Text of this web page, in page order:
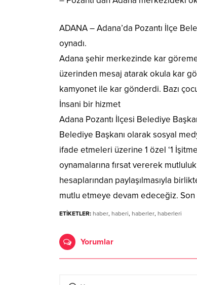
ADANA – Adana’da Pozantı İlçe
oynadı.
Adana şehir merkezinde kar
üzerinden mesaj atarak okula kar
kamyonet ile kar gönderdi. Bazı
İnsani bir hizmet
Adana Pozantı İlçesi Belediye
Belediye Başkanı olarak sosyal
ifade etmeleri üzerine 1 özel ‘1
oynamalarına fırsat vererek
hesaplarından paylaşılmasıyla
mutlu etmeye devam edeceğiz. Son
ETİKETLER: haber, haberi, haberler, haberleri
Yorumlar